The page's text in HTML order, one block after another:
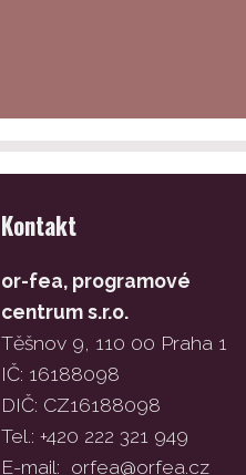
Kontakt
or-fea, programové
centrum s.r.o.
Těšnov 9, 110 00 Praha 1
IČ: 16188098
DIČ: CZ16188098
Tel.: +420 222 321 949
E-mail: orfea@orfea.cz